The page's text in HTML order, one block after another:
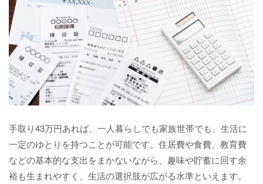
手取り43万円あれば、一人暮らしでも家族世帯でも、生活に
一定のゆとりを持つことが可能です。住居費や食費、教育費
などの基本的な支出をまかないながら、趣味や貯蓄に回す余
裕も生まれやすく、生活の選択肢が広がる水準といえます。